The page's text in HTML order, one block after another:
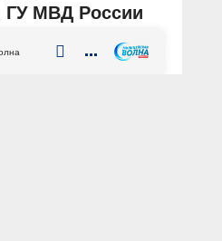
ГУ МВД России